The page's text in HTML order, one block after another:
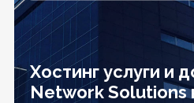
Хостинг услуги и
Network Solutions